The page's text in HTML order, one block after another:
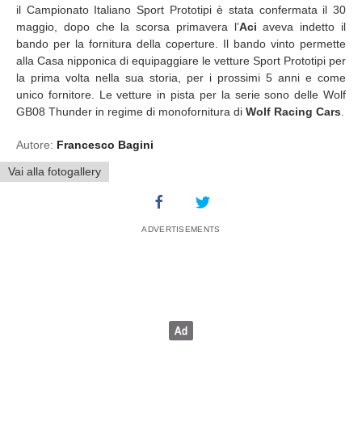
il Campionato Italiano Sport Prototipi è stata confermata il 30
maggio, dopo che la scorsa primavera l’Aciaveva indetto il
bando per la fornitura della coperture. Il bando vinto permette
alla Casa nipponica di equipaggiare le vetture Sport Prototipi per
la prima volta nella sua storia, per i prossimi 5 anni e come
unico fornitore. Le vetture in pista per la serie sono delle Wolf
GB08 Thunder in regime di monofornitura di Wolf Racing Cars
Autore: Francesco Bagini
Vai alla fotogallery